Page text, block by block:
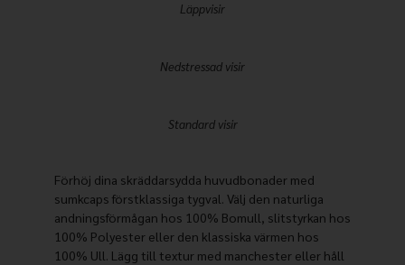
Läppvisir
Nedstressad visir
Standard visir
Förhöj dina skräddarsydda huvudbonader med
sumkcaps förstklassiga tygval. Välj den naturliga
andningsförmågan hos 100% Bomull, slitstyrkan hos
100% Polyester eller den klassiska värmen hos
100% Ull. Lägg till textur med manchester eller håll